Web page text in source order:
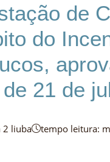
de
do
21 de
2 liuba tempo leitura: